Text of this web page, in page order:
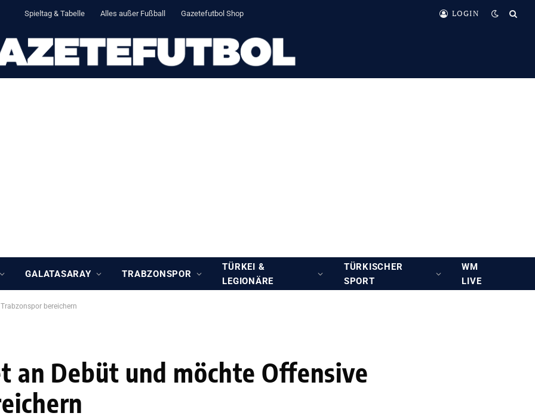
Spieltag & Tabelle Alles außer Fußball Gazetefutbol Shop LOGIN
GALATASARAY TRABZONSPOR
TÜRKEI &
LEGIONÄRE
TÜRKISCHER
SPORT
WM
LIVE
bereichern
an Debüt und möchte Offensive